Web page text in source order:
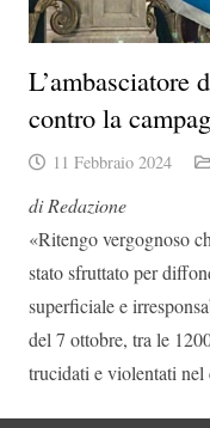
L’ambasciatore
contro la
11 Febbraio 2024
di Redazione
«Ritengo vergognoso
stato sfruttato per
superficiale e
del 7 ottobre, tra le
trucidati e violentati